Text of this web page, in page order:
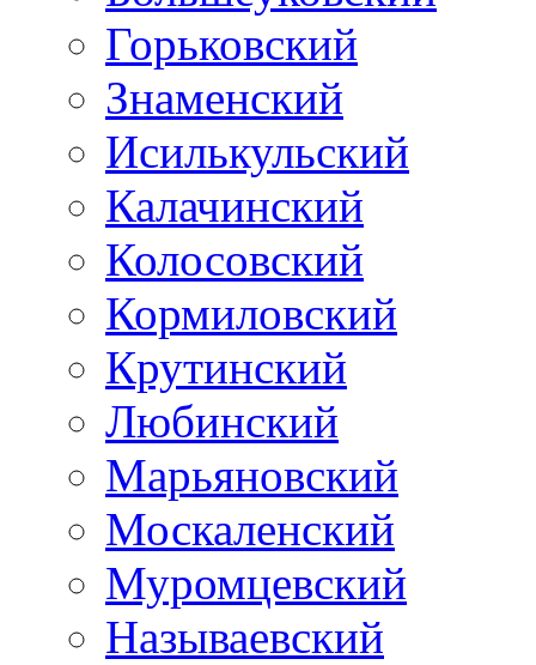
Горьковский
Знаменский
Исилькульский
Калачинский
Колосовский
Кормиловский
Крутинский
Любинский
Марьяновский
Москаленский
Муромцевский
Называевский